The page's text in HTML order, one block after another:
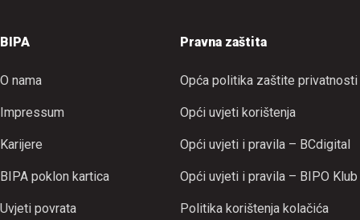
BIPA
O nama
Impressum
Karijere
BIPA poklon kartica
Uvjeti povrata
Pravna zaštita
Opća politika zaštite privatnosti
Opći uvjeti korištenja
Opći uvjeti i pravila – BCdigital
Opći uvjeti i pravila – BIPO Klub
Politika korištenja kolačića